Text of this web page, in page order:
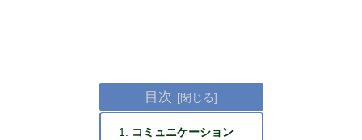
目次
コミュニケーション